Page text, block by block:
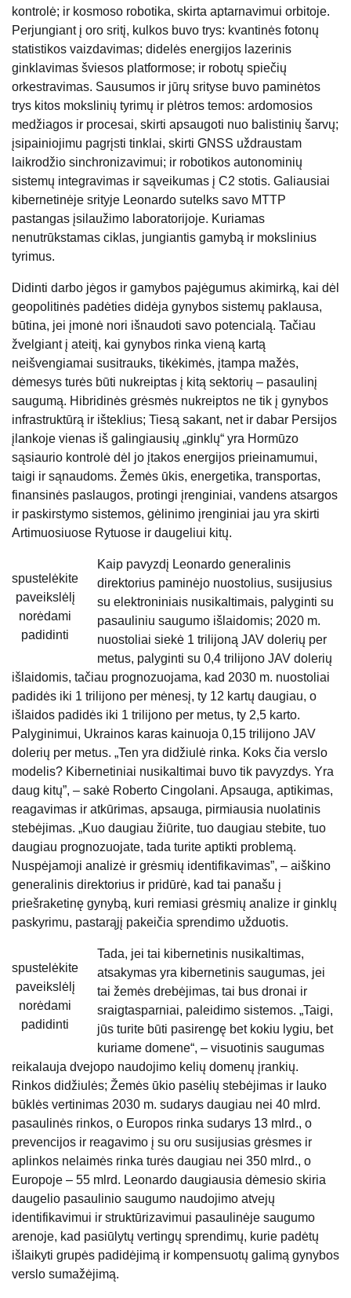
kontrolė; ir kosmoso robotika, skirta aptarnavimui orbitoje.
Perjungiant į oro sritį, kulkos buvo trys: kvantinės fotonų
statistikos vaizdavimas; didelės energijos lazerinis
ginklavimas šviesos platformose; ir robotų spiečių
orkestravimas. Sausumos ir jūrų srityse buvo paminėtos
trys kitos mokslinių tyrimų ir plėtros temos: ardomosios
medžiagos ir procesai, skirti apsaugoti nuo balistinių šarvų;
įsipainiojimu pagrįsti tinklai, skirti GNSS uždraustam
laikrodžio sinchronizavimui; ir robotikos autonominių
sistemų integravimas ir sąveikumas į C2 stotis. Galiausiai
kibernetinėje srityje Leonardo sutelks savo MTTP
pastangas įsilaužimo laboratorijoje. Kuriamas
nenutrūkstamas ciklas, jungiantis gamybą ir mokslinius
tyrimus.
Didinti darbo jėgos ir gamybos pajėgumus akimirką, kai dėl
geopolitinės padėties didėja gynybos sistemų paklausa,
būtina, jei įmonė nori išnaudoti savo potencialą. Tačiau
žvelgiant į ateitį, kai gynybos rinka vieną kartą
neišvengiamai susitrauks, tikėkimės, įtampa mažės,
dėmesys turės būti nukreiptas į kitą sektorių – pasaulinį
saugumą. Hibridinės grėsmės nukreiptos ne tik į gynybos
infrastruktūrą ir išteklius; Tiesą sakant, net ir dabar Persijos
įlankoje vienas iš galingiausių „ginklų“ yra Hormūzo
sąsiaurio kontrolė dėl jo įtakos energijos prieinamumui,
taigi ir sąnaudoms. Žemės ūkis, energetika, transportas,
finansinės paslaugos, protingi įrenginiai, vandens atsargos
ir paskirstymo sistemos, gėlinimo įrenginiai jau yra skirti
Artimuosiuose Rytuose ir daugeliui kitų.
spustelėkite
paveikslėlį
norėdami
padidinti
Kaip pavyzdį Leonardo generalinis
direktorius paminėjo nuostolius, susijusius
su elektroniniais nusikaltimais, palyginti su
pasauliniu saugumo išlaidomis; 2020 m.
nuostoliai siekė 1 trilijoną JAV dolerių per
metus, palyginti su 0,4 trilijono JAV dolerių
išlaidomis, tačiau prognozuojama, kad 2030 m. nuostoliai
padidės iki 1 trilijono per mėnesį, ty 12 kartų daugiau, o
išlaidos padidės iki 1 trilijono per metus, ty 2,5 karto.
Palyginimui, Ukrainos karas kainuoja 0,15 trilijono JAV
dolerių per metus. „Ten yra didžiulė rinka. Koks čia verslo
modelis? Kibernetiniai nusikaltimai buvo tik pavyzdys. Yra
daug kitų”, – sakė Roberto Cingolani. Apsauga, aptikimas,
reagavimas ir atkūrimas, apsauga, pirmiausia nuolatinis
stebėjimas. „Kuo daugiau žiūrite, tuo daugiau stebite, tuo
daugiau prognozuojate, tada turite aptikti problemą.
Nuspėjamoji analizė ir grėsmių identifikavimas”, – aiškino
generalinis direktorius ir pridūrė, kad tai panašu į
priešraketinę gynybą, kuri remiasi grėsmių analize ir ginklų
paskyrimu, pastarąjį pakeičia sprendimo užduotis.
spustelėkite
paveikslėlį
norėdami
padidinti
Tada, jei tai kibernetinis nusikaltimas,
atsakymas yra kibernetinis saugumas, jei
tai žemės drebėjimas, tai bus dronai ir
sraigtasparniai, paleidimo sistemos. „Taigi,
jūs turite būti pasirengę bet kokiu lygiu, bet
kuriame domene“, – visuotinis saugumas
reikalauja dvejopo naudojimo kelių domenų įrankių.
Rinkos didžiulės; Žemės ūkio pasėlių stebėjimas ir lauko
būklės vertinimas 2030 m. sudarys daugiau nei 40 mlrd.
pasaulinės rinkos, o Europos rinka sudarys 13 mlrd., o
prevencijos ir reagavimo į su oru susijusias grėsmes ir
aplinkos nelaimės rinka turės daugiau nei 350 mlrd., o
Europoje – 55 mlrd. Leonardo daugiausia dėmesio skiria
daugelio pasaulinio saugumo naudojimo atvejų
identifikavimui ir struktūrizavimui pasaulinėje saugumo
arenoje, kad pasiūlytų vertingų sprendimų, kurie padėtų
išlaikyti grupės padidėjimą ir kompensuotų galimą gynybos
verslo sumažėjimą.